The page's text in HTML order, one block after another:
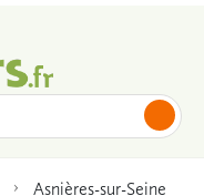
Asnières-sur-Seine